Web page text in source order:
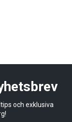
och exklusiva